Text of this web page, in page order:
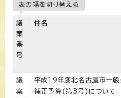
表の幅を切り替える
議
案
番
号
件名
議
案
平成19年度北名古屋市一般
補正予算(第3号)について